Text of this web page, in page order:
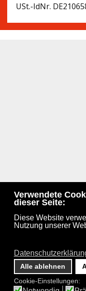
Verwendete
dieser Seite:
Diese Website
Nutzung unserer
Alle ablehnen
Cookie-Einstellungen:
USt.-IdNr.